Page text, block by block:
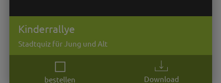
Kinderrallye
Stadtquiz für Jung und Alt
bestellen Download